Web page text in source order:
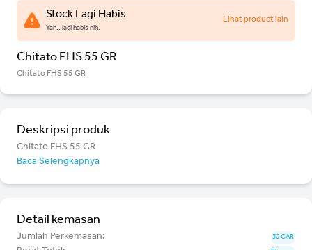
Stock Lagi Habis
Yah.. lagi habis nih.
Lihat product lain
Chitato FHS 55 GR
Chitato FHS 55 GR
Deskripsi produk
Chitato FHS 55 GR
Baca Selengkapnya
Detail kemasan
Jumlah Perkemasan: 30 CAR